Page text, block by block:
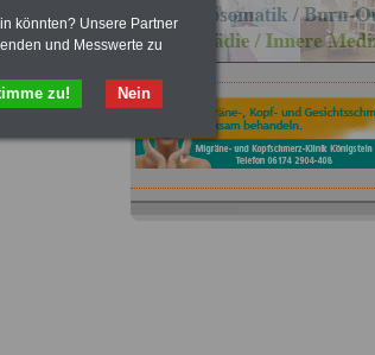
könnten? Unsere Partner
und Messwerte zu
Nein
zu!